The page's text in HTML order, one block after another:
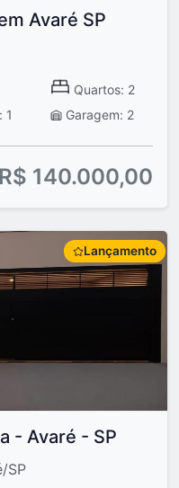
Avaré SP
Quartos: 2
1 Garagem: 2
R$ 140.000,00
Lançamento
- Avaré - SP
SP